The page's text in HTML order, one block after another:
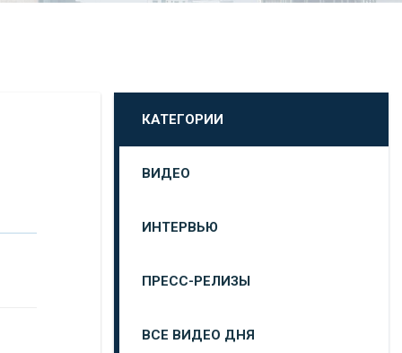
КАТЕГОРИИ
ВИДЕО
ИНТЕРВЬЮ
ПРЕСС-РЕЛИЗЫ
ВСЕ ВИДЕО ДНЯ